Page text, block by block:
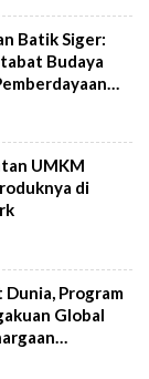
Batik Siger:
Budaya
UMKM
di
Program
Global